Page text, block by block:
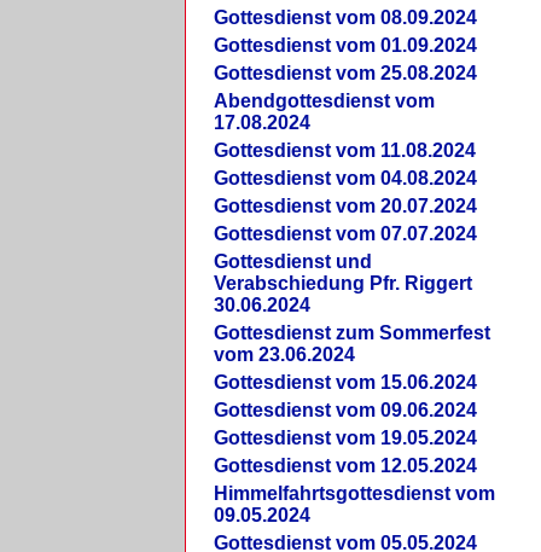
Gottesdienst vom 08.09.2024
Gottesdienst vom 01.09.2024
Gottesdienst vom 25.08.2024
Abendgottesdienst vom
17.08.2024
Gottesdienst vom 11.08.2024
Gottesdienst vom 04.08.2024
Gottesdienst vom 20.07.2024
Gottesdienst vom 07.07.2024
Gottesdienst und
Verabschiedung Pfr. Riggert
30.06.2024
Gottesdienst zum Sommerfest
vom 23.06.2024
Gottesdienst vom 15.06.2024
Gottesdienst vom 09.06.2024
Gottesdienst vom 19.05.2024
Gottesdienst vom 12.05.2024
Himmelfahrtsgottesdienst vom
09.05.2024
Gottesdienst vom 05.05.2024